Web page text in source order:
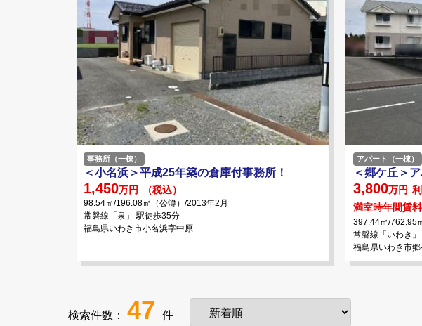
事務所（一棟）
＜小名浜＞平成25年築の倉庫付事務所！
1,450万円 （税込）
98.54㎡/196.08㎡（公簿）/2013年2月
常磐線「泉」 駅徒歩35分
福島県いわき市小名浜字中原
アパート（一棟）
＜郷ケ丘＞
3,800万円
満室時年間賃料
397.44㎡/762.95
常磐線「いわき
福島県いわき市郷
検索件数： 47 件